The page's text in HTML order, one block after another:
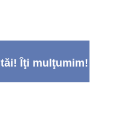
Îţi mulţumim!